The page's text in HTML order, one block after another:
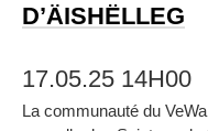
D’ÄISHËLLEG
17.05.25 14H00
La communauté du